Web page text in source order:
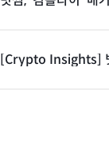
[Crypto Insights]